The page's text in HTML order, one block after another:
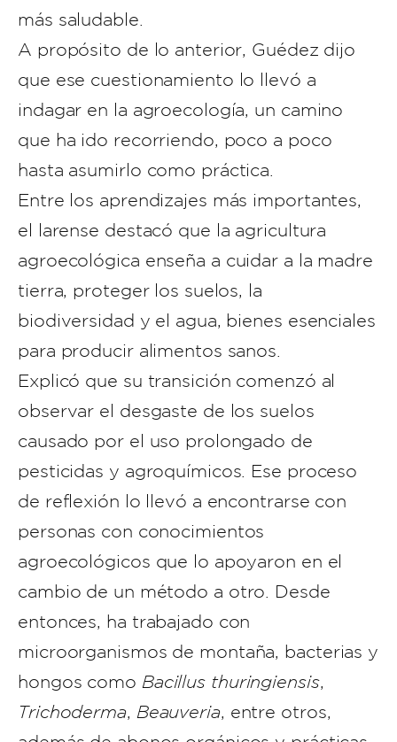
más saludable.
A propósito de lo anterior, Guédez dijo
que ese cuestionamiento lo llevó a
indagar en la agroecología, un camino
que ha ido recorriendo, poco a poco
hasta asumirlo como práctica.
Entre los aprendizajes más importantes,
el larense destacó que la agricultura
agroecológica enseña a cuidar a la madre
tierra, proteger los suelos, la
biodiversidad y el agua, bienes esenciales
para producir alimentos sanos.
Explicó que su transición comenzó al
observar el desgaste de los suelos
causado por el uso prolongado de
pesticidas y agroquímicos. Ese proceso
de reflexión lo llevó a encontrarse con
personas con conocimientos
agroecológicos que lo apoyaron en el
cambio de un método a otro. Desde
entonces, ha trabajado con
microorganismos de montaña, bacterias y
hongos como Bacillus thuringiensis,
Trichoderma, Beauveria, entre otros,